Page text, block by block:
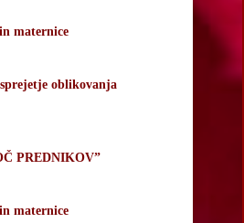
maternice
oblikovanja
PREDNIKOV”
maternice